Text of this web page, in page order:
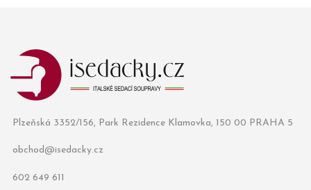
Plzeňská 3352/156, Park Rezidence Klamovka, 150 00 PRAHA 5
obchod@isedacky.cz
602 649 611